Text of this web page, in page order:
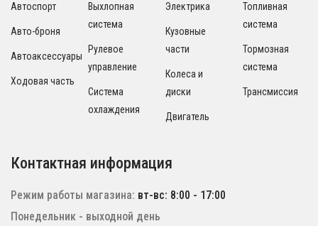
Автоспорт
Авто-броня
Автоаксессуары
Ходовая часть
Выхлопная
система
Рулевое
управление
Система
охлаждения
Электрика
Кузовные
части
Колеса и
диски
Двигатель
Топливная
система
Тормозная
система
Трансмиссия
Контактная информация
Режим работы магазина: вт-вс: 8:00 - 17:00
Понедельник - выходной день